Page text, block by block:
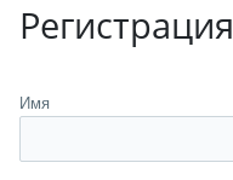
Регистрация
Имя